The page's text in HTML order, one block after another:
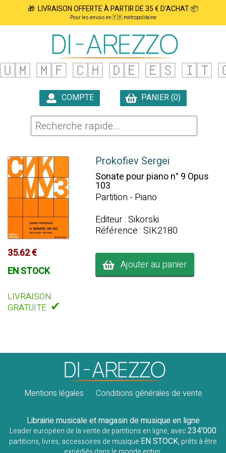
🎁 LIVRAISON OFFERTE À PARTIR DE 35 € D'ACHAT 📦
Pour les envois en 🇫🇷 métropolitaine
🇺🇲 🇲🇫 🇨🇭 🇩🇪 🇪🇸 🇮🇹
COMPTE
PANIER (0)
35.62 €
EN STOCK
LIVRAISON
GRATUITE ✔
Prokofiev Sergei
Sonate pour piano n° 9 Opus
103
Partition - Piano
Editeur : Sikorski
Référence : SIK2180
Ajouter au panier
Mentions légales Conditions générales de vente
Librairie musicale et magasin de musique en ligne
Leader européen de la vente de partitions en ligne, avec234'000
partitions, livres, accessoires de musique EN STOCK, prêts à être